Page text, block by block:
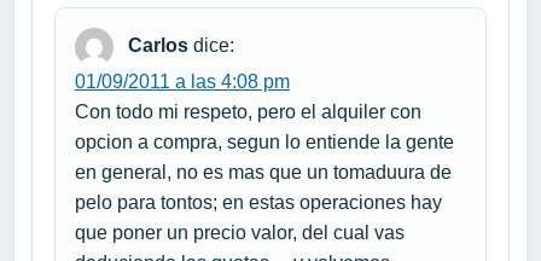
Carlos dice:
01/09/2011 a las 4:08 pm
Con todo mi respeto, pero el alquiler con
opcion a compra, segun lo entiende la gente
en general, no es mas que un tomaduura de
pelo para tontos; en estas operaciones hay
que poner un precio valor, del cual vas